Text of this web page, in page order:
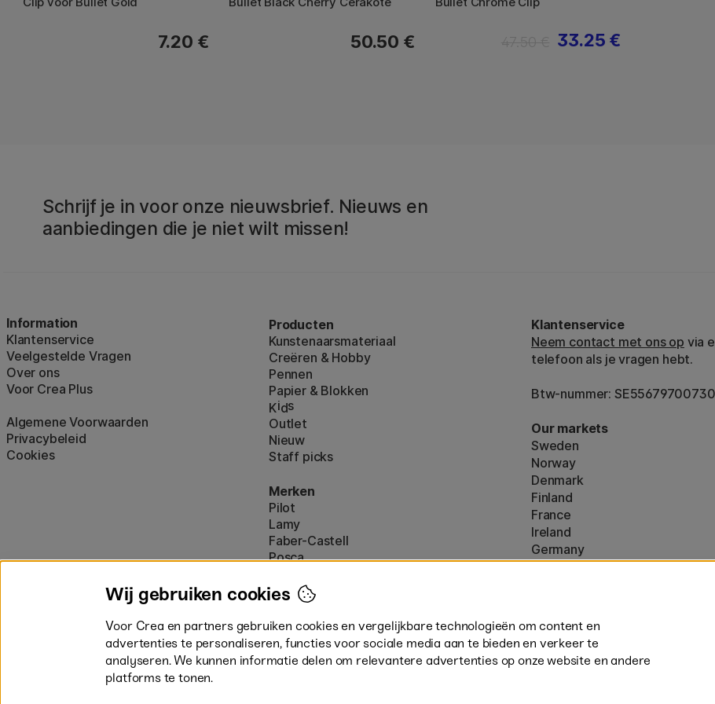
7.20 € 50.50 € 33.25 €
Schrijf je in voor onze nieuwsbrief. Nieuws en
aanbiedingen die je niet wilt missen!
Information
Klantenservice
Veelgestelde Vragen
Over ons
Voor Crea Plus
Algemene Voorwaarden
Privacybeleid
Cookies
Producten
Kunstenaarsmateriaal
Creëren & Hobby
Pennen
Papier & Blokken
Kids
Outlet
Nieuw
Staff picks
Merken
Pilot
Lamy
Faber-Castell
Posca
Alle merken (160)
Klantenservice
Neem contact met ons op via
telefoon als je vragen hebt.
Btw-nummer:
Our markets
Sweden
Norway
Denmark
Finland
France
Ireland
Germany
UK
* Specifieke
volumineuze producten.
Wij gebruiken cookies
Voor Crea en partners gebruiken cookies en vergelijkbare technologieën om content en
advertenties te personaliseren, functies voor sociale media aan te bieden en verkeer te
analyseren. We kunnen informatie delen om relevantere advertenties op onze website en andere
platforms te tonen.